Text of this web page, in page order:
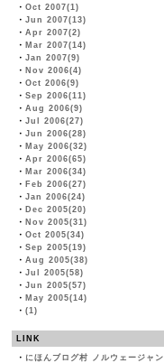
・ Oct 2007(1)
・ Jun 2007(13)
・ Apr 2007(2)
・ Mar 2007(14)
・ Jan 2007(9)
・ Nov 2006(4)
・ Oct 2006(9)
・ Sep 2006(11)
・ Aug 2006(9)
・ Jul 2006(27)
・ Jun 2006(28)
・ May 2006(32)
・ Apr 2006(65)
・ Mar 2006(34)
・ Feb 2006(27)
・ Jan 2006(24)
・ Dec 2005(20)
・ Nov 2005(31)
・ Oct 2005(34)
・ Sep 2005(19)
・ Aug 2005(38)
・ Jul 2005(58)
・ Jun 2005(57)
・ May 2005(14)
・ (1)
LINK
・ にほんブログ村 ノルウェージャン